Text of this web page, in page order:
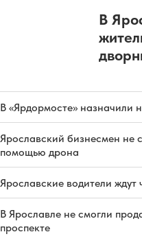
В
В «Ярдормосте» назначили
Ярославский бизнесмен не
помощью дрона
Ярославские водители
В Ярославле не смогли
проспекте